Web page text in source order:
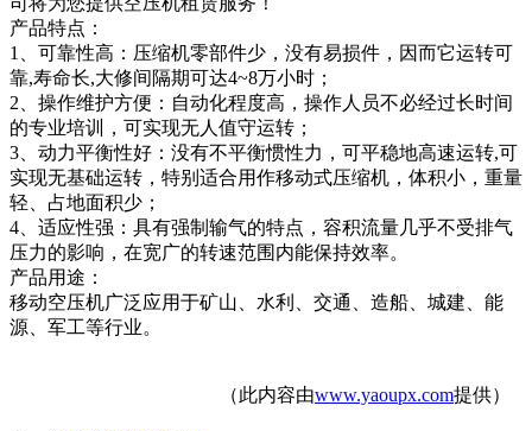
产品特点：
1、可靠性高：压缩机零部件少，没有易损件，因而它运转可
靠,寿命长,大修间隔期可达4~8万小时；
2、操作维护方便：自动化程度高，操作人员不必经过长时间
的专业培训，可实现无人值守运转；
3、动力平衡性好：没有不平衡惯性力，可平稳地高速运转,可
实现无基础运转，特别适合用作移动式压缩机，体积小，重量
轻、占地面积少；
4、适应性强：具有强制输气的特点，容积流量几乎不受排气
压力的影响，在宽广的转速范围内能保持效率。
产品用途：
移动空压机广泛应用于矿山、水利、交通、造船、城建、能
源、军工等行业。
（此内容由www.yaoupx.com提供）